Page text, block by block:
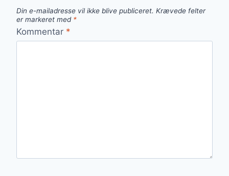
Din e-mailadresse vil ikke blive publiceret. Krævede felter
er markeret med *
Kommentar *